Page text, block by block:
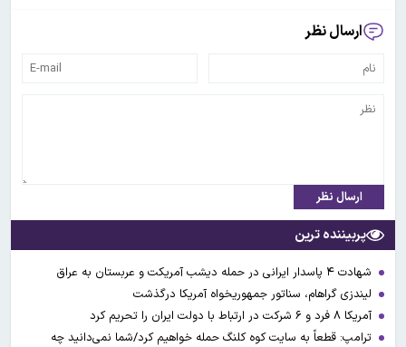
ارسال نظر
ارسال نظر
پربیننده ترین
شهادت ۴ پاسدار ایرانی در حمله دیشب آمریکت و عربستان به عراق
لیندزی گراهام، سناتور جمهوریخواه آمریکا درگذشت
آمریکا ۸ فرد و ۶ شرکت در ارتباط با دولت ایران را تحریم کرد
ترامپ: قطعاً به سایت کوه کلنگ حمله خواهیم کرد/شما نمی‌دانید چه